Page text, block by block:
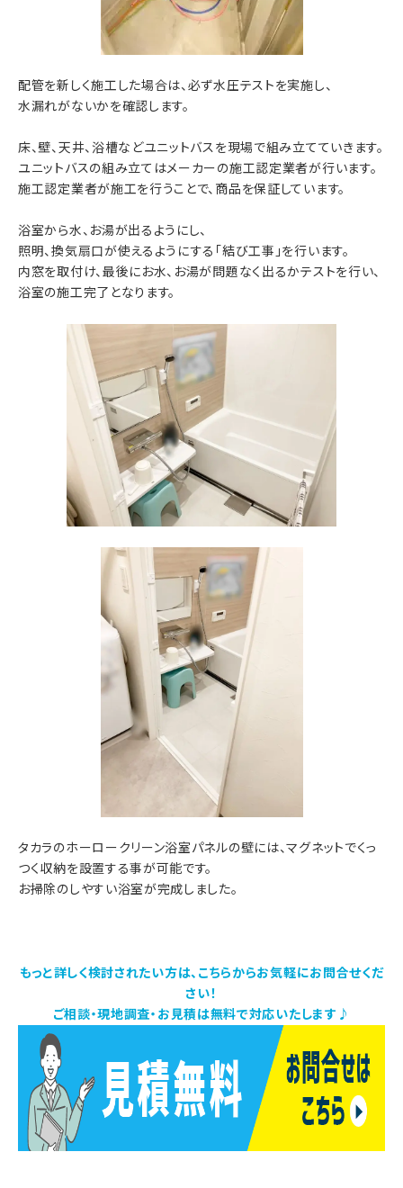
配管を新しく施工した場合は、必ず水圧テストを実施し、
水漏れがないかを確認します。
床、壁、天井、浴槽などユニットバスを現場で組み立てていきます。
ユニットバスの組み立てはメーカーの施工認定業者が行います。
施工認定業者が施工を行うことで、商品を保証しています。
浴室から水、お湯が出るようにし、
照明、換気扇口が使えるようにする「結び工事」を行います。
内窓を取付け、最後にお水、お湯が問題なく出るかテストを行い、
浴室の施工完了となります。
タカラのホーロークリーン浴室パネルの壁には、マグネットでくっ
つく収納を設置する事が可能です。
お掃除のしやすい浴室が完成しました。
もっと詳しく検討されたい方は、こちらからお気軽にお問合せくだ
さい！
ご相談・現地調査・お見積は無料で対応いたします♪